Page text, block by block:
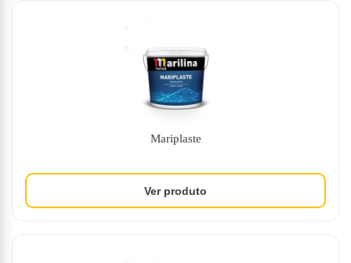
Mariplaste